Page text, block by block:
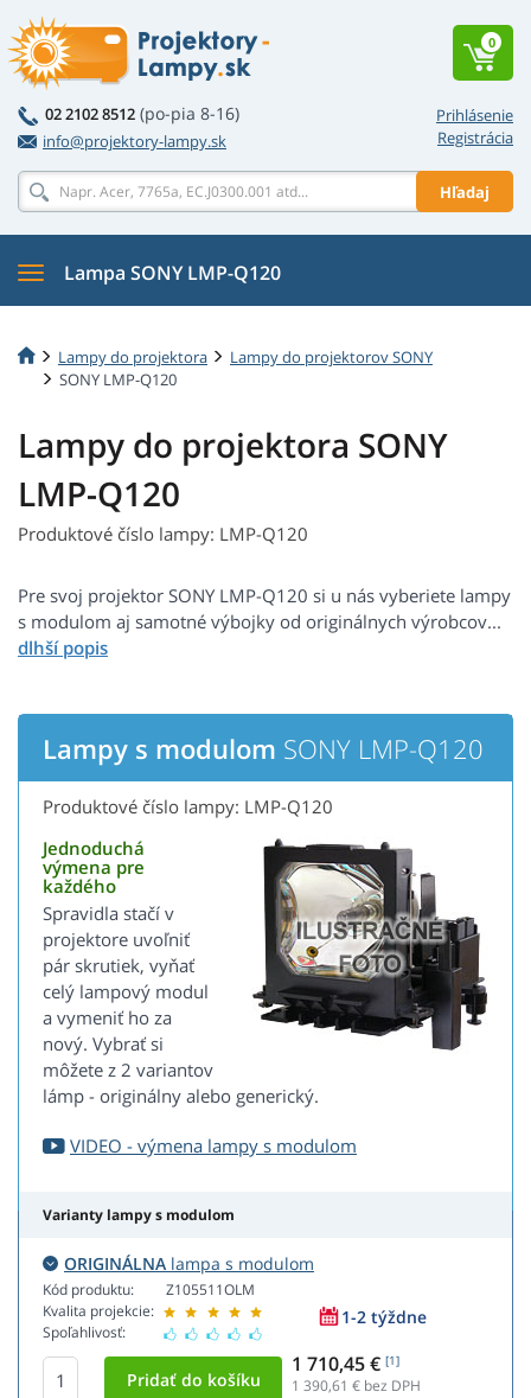
Prihlásenie
Registrácia
02 2102 8512 (po-pia 8-16)
info@projektory-lampy.sk
Hľadaj
0
Lampa SONY LMP-Q120
Lampy do projektora
Lampy do projektorov SONY
SONY LMP-Q120
Lampy do projektora SONY
LMP-Q120
Produktové číslo lampy: LMP-Q120
Pre svoj projektor SONY LMP-Q120 si u nás vyberiete lampy
s modulom aj samotné výbojky od originálnych výrobcov...
Lampy s modulom SONY LMP-Q120
Produktové číslo lampy: LMP-Q120
Jednoduchá
výmena pre
každého
Spravidla stačí v
projektore uvoľniť
pár skrutiek, vyňať
celý lampový modul
a vymeniť ho za
nový. Vybrať si
môžete z 2 variantov
lámp - originálny alebo generický.
VIDEO - výmena lampy s modulom
Varianty lampy s modulom
ORIGINÁLNA lampa s modulom
Kód produktu:
Kvalita projekcie:
Spoľahlivosť:
Z105511OLM
1-2 týždne
1 710,45 € [1]
1 390,61 € bez DPH